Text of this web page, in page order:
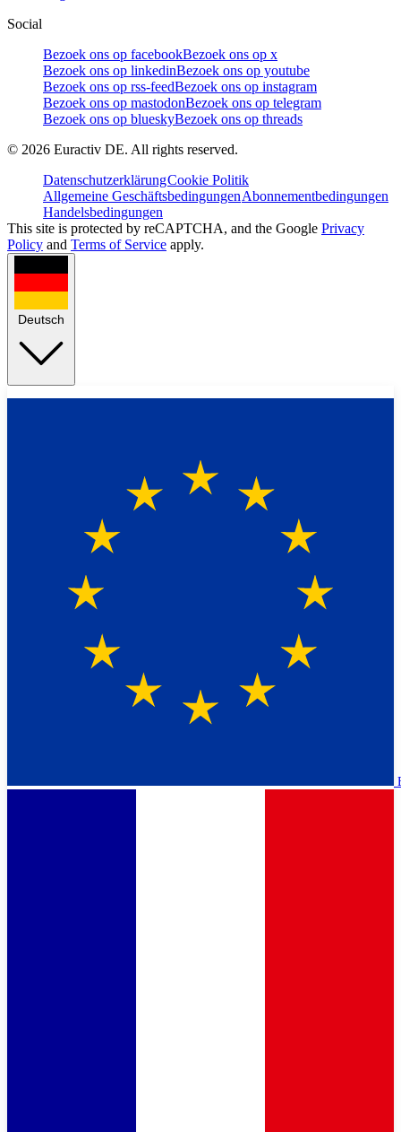
Social
Bezoek ons op facebookBezoek ons op x
Bezoek ons op linkedinBezoek ons op youtube
Bezoek ons op rss-feedBezoek ons op instagram
Bezoek ons op mastodonBezoek ons op telegram
Bezoek ons op blueskyBezoek ons op threads
© 2026 Euractiv DE. All rights reserved.
DatenschutzerklärungCookie Politik
Allgemeine GeschäftsbedingungenAbonnementbedingungen
Handelsbedingungen
This site is protected by reCAPTCHA, and the Google Privacy
Policy and Terms of Service apply.
Deutsch